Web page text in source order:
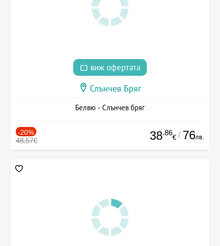
виж офертата
Слънчев Бряг
Белвю - Слънчев бряг
-20%
48.57€ 38.86
€ / 76лв.